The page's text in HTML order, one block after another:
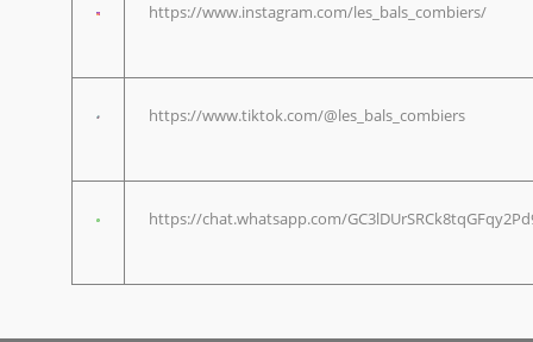
https://www.instagram.com/les_bals_combiers/
https://www.tiktok.com/@les_bals_combiers
https://chat.whatsapp.com/